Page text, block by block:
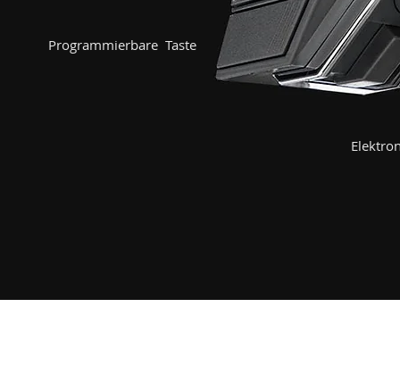
Programmierbare Taste